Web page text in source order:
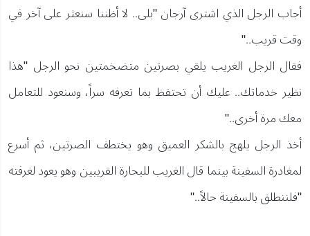
أجاب الرجل الذي اشترى آرجان "بلى.. لا أظننا سنعثر على آخر في
وقت قريب.."
فقال الرجل الغريب يلقي بصرتين متضخمتين نحو الرجل "هذا
نظير خدماتك.. عليك أن تحتفظ بما تعرفه سراً، وسنعود للتعامل
معك مرة أخرى.."
أخذ الرجل يلهج بالشكر العميق وهو يختطف الصرتين، ثم أسرع
لمغادرة السفينة بينما قال الغريب للبحارة القريبين وهو يعود لغرفته
"فلننطلق بالسفينة حالاً.."